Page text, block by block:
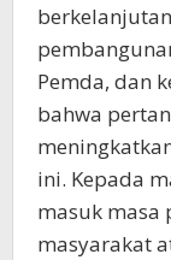
Pemda, dan
bahwa
ini. Kepada
masuk masa
masyarakat